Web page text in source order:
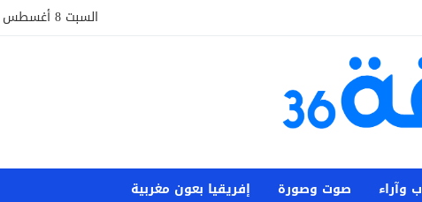
السبت 8 أغسطس 2026 - 5:48 صباحًا
وآراء صوت وصورة إفريقيا بعون مغربية